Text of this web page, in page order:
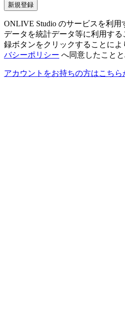
新規登録
ONLIVE Studio のサービスを利
データを統計データ等に利用す
録ボタンをクリックすることによ
バシーポリシー へ同意したことと
アカウントをお持ちの方はこちら